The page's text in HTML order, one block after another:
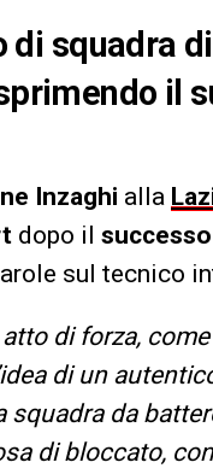
di squadra
il
Inzaghi alla
dopo il
sul tecnico
di forza, come
di un
squadra da
di bloccato,